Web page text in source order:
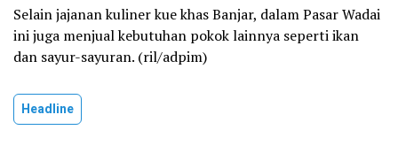
Selain jajanan kuliner kue khas Banjar, dalam Pasar Wadai
ini juga menjual kebutuhan pokok lainnya seperti ikan
dan sayur-sayuran. (ril/adpim)
Headline